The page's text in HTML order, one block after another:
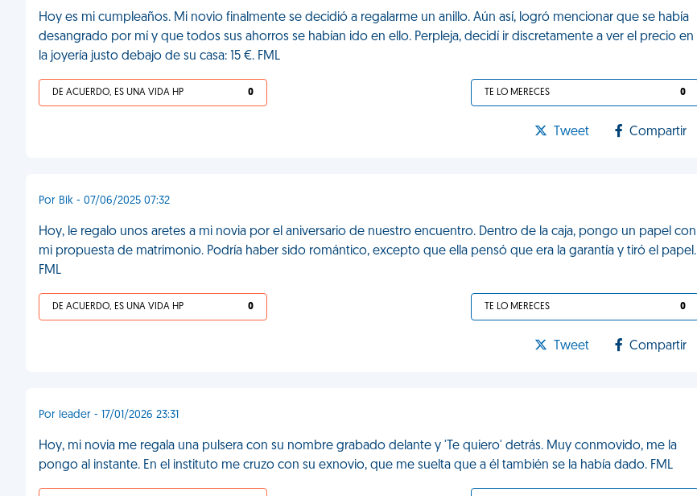
Hoy es mi cumpleaños. Mi novio finalmente se decidió a regalarme un anillo. Aún así, logró mencionar que se había
desangrado por mí y que todos sus ahorros se habían ido en ello. Perpleja, decidí ir discretamente a ver el precio en
la joyería justo debajo de su casa: 15 €. FML
DE ACUERDO, ES UNA VIDA HP 0 TE LO MERECES 0
Tweet Compartir
Por Bik - 07/06/2025 07:32
Hoy, le regalo unos aretes a mi novia por el aniversario de nuestro encuentro. Dentro de la caja, pongo un papel con
mi propuesta de matrimonio. Podría haber sido romántico, excepto que ella pensó que era la garantía y tiró el papel.
FML
DE ACUERDO, ES UNA VIDA HP 0 TE LO MERECES 0
Tweet Compartir
Por leader - 17/01/2026 23:31
Hoy, mi novia me regala una pulsera con su nombre grabado delante y 'Te quiero' detrás. Muy conmovido, me la
pongo al instante. En el instituto me cruzo con su exnovio, que me suelta que a él también se la había dado. FML